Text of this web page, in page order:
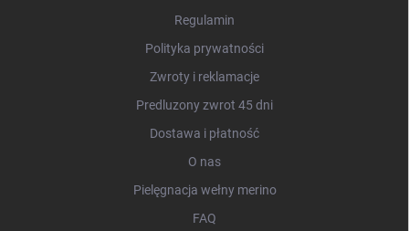
Regulamin
Polityka prywatności
Zwroty i reklamacje
Predluzony zwrot 45 dni
Dostawa i płatność
O nas
Pielęgnacja wełny merino
FAQ